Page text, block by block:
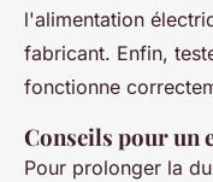
l'alimentation
fabricant. Enfin,
fonctionne
Conseils pour un
Pour prolonger la